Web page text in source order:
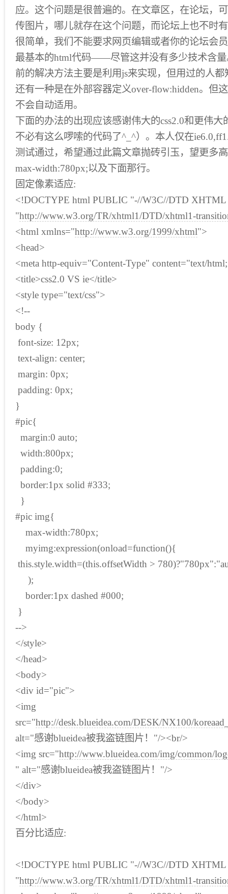
应。这个问题是很普遍的。在文章区，在论坛，
传图片，哪儿就存在这个问题，而论坛上也不时
很简单，我们不能要求网页编辑或者你的论坛会
最基本的html代码——尽管这并没有多少技术含
前的解决方法主要是利用js来实现，但用过的人
还有一种是在外部容器定义over-flow:hidden。但
不会自动适用。
下面的办法的出现应该感谢伟大的css2.0和更伟大
不必有这么啰嗦的代码了^_^）。本人仅在
测试通过，希望通过此篇文章抛砖引玉，望更多
max-width:780px;以及下面那行。
固定像素适应:
<!DOCTYPE html PUBLIC "-//W3C//DTD XHTML
"http://www.w3.org/TR/xhtml1/DTD/xhtml1-
<html xmlns="http://www.w3.org/1999/xhtml">
<head>
<meta http-equiv="Content-Type" content="text/
<title>css2.0 VS ie</title>
<style type="text/css">
<!--
body {
font-size: 12px;
text-align: center;
margin: 0px;
padding: 0px;
}
#pic{
margin:0 auto;
width:800px;
padding:0;
border:1px solid #333;
}
#pic img{
max-width:780px;
myimg:expression(onload=function(){
this.style.width=(this.offsetWidth >
);
border:1px dashed #000;
}
-->
</style>
</head>
<body>
<div id="pic">
<img
src="http://desk.blueidea.com/DESK/NX100/
alt="感谢blueidea被我盗链图片！"/><br/>
<img src="http://www.blueidea.com/img/common/
" alt="感谢blueidea被我盗链图片！"/>
</div>
</body>
</html>
百分比适应:
<!DOCTYPE html PUBLIC "-//W3C//DTD XHTML
"http://www.w3.org/TR/xhtml1/DTD/xhtml1-